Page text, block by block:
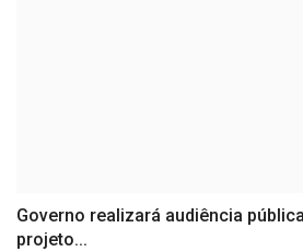
Governo realizará audiência
projeto...